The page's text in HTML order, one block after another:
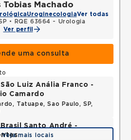
Tobias Machado
UroginecologiaVer todas
•
RQE 63664 - Urologia
Ver perfil
uma consulta
Luiz Anália Franco -
Camardo
Tatuape, Sao Paulo, SP,
Santo André -
Veja mais locais